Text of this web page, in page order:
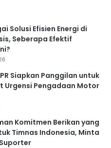
Solusi Efisien Energi di
Seberapa Efektif
Siapkan Panggilan untuk
Urgensi Pengadaan Motor
Komitmen Berikan yang
Timnas Indonesia, Minta